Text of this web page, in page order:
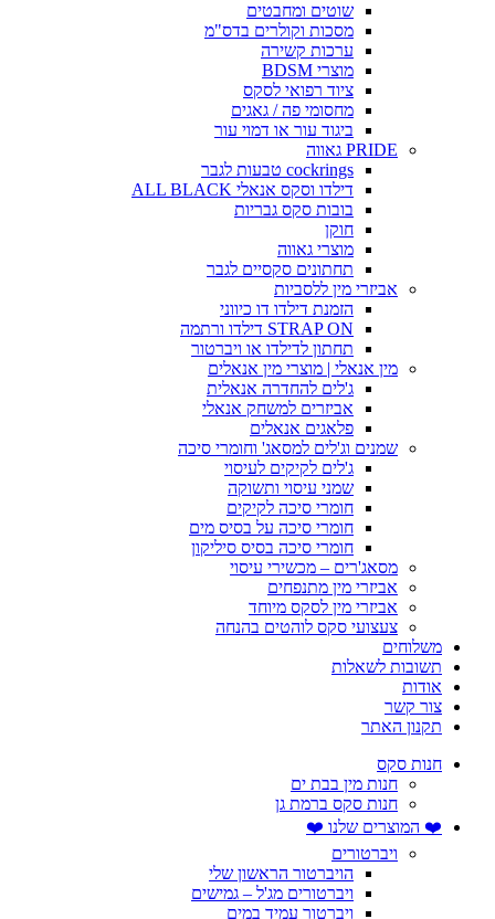
שוטים ומחבטים
מסכות וקולרים בדס"מ
ערכות קשירה
מוצרי BDSM
ציוד רפואי לסקס
מחסומי פה / גאגים
ביגוד עור או דמוי עור
PRIDE גאווה
cockrings טבעות לגבר
דילדו וסקס אנאלי ALL BLACK
בובות סקס גבריות
חוקן
מוצרי גאווה
תחתונים סקסיים לגבר
אביזרי מין ללסביות
הזמנת דילדו דו כיווני
STRAP ON דילדו ורתמה
תחתון לדילדו או ויברטור
מין אנאלי | מוצרי מין אנאלים
ג'לים להחדרה אנאלית
אביזרים למשחק אנאלי
פלאגים אנאלים
שמנים וג'לים למסאג' וחומרי סיכה
ג'לים לקיקים לעיסוי
שמני עיסוי ותשוקה
חומרי סיכה לקיקים
חומרי סיכה על בסיס מים
חומרי סיכה בסיס סיליקון
מסאג'רים – מכשירי עיסוי
אביזרי מין מתנפחים
אביזרי מין לסקס מיוחד
צעצועי סקס לוהטים בהנחה
משלוחים
תשובות לשאלות
אודות
צור קשר
תקנון האתר
חנות סקס
חנות מין בבת ים
חנות סקס ברמת גן
❤️ המוצרים שלנו ❤️
ויברטורים
הויברטור הראשון שלי
ויברטורים מג'ל – גמישים
ויברטור עמיד במים